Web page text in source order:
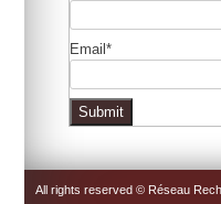
Email*
All rights reserved © Réseau